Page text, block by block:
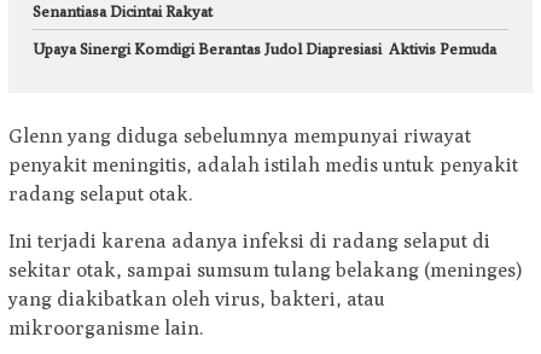
Senantiasa Dicintai Rakyat
Upaya Sinergi Komdigi Berantas Judol Diapresiasi Aktivis Pemuda
Glenn yang diduga sebelumnya mempunyai riwayat
penyakit meningitis, adalah istilah medis untuk penyakit
radang selaput otak.
Ini terjadi karena adanya infeksi di radang selaput di
sekitar otak, sampai sumsum tulang belakang (meninges)
yang diakibatkan oleh virus, bakteri, atau
mikroorganisme lain.